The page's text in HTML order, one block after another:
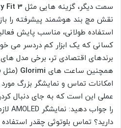
سمت دیگر، گزینه هایی مثل Fit 3
نقش مچ بند هوشمند پیشرفته را
استفاده طولانی، مناسب پایش
کسانی که یک ابزار کم دردسر می
برندهای اقتصادی تر، برخی مدل های
همچنین ساعت های Glorimi
امکانات تماس و نمایشگر بزرگ
عملی این است که به جای دنبال
دارید؟ تماس بلوتوثی چقدر